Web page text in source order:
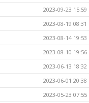
2023-09-23 15:59
2023-08-19 08:31
2023-08-14 19:53
2023-08-10 19:56
2023-06-13 18:32
2023-06-01 20:38
2023-05-23 07:55